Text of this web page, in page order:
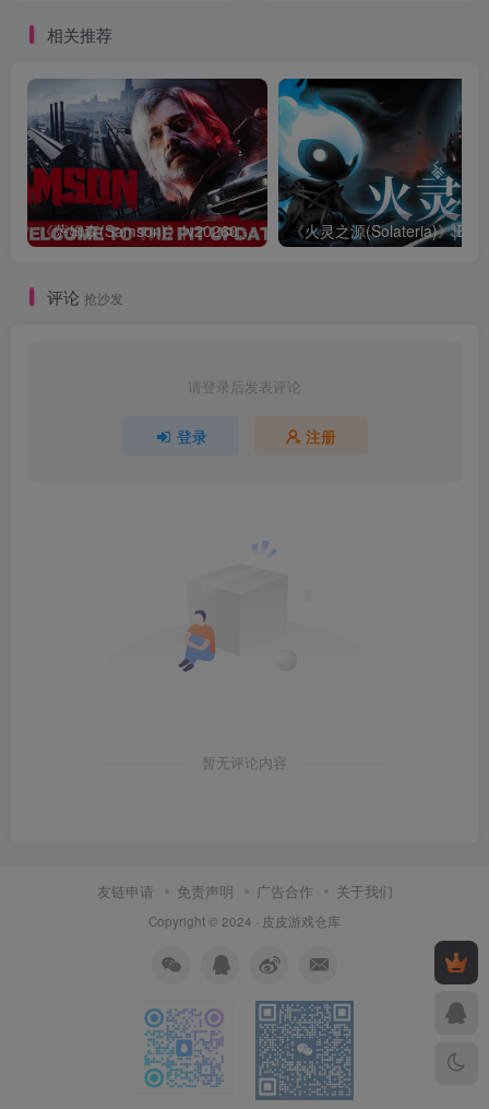
相关推荐
《萨姆森(Samson)》|v20260623|中文|免安装硬盘版
评论 抢沙发
请登录后发表评论
登录 注册
暂无评论内容
友链申请 免责声明 广告合作 关于我们
Copyright © 2024 · 皮皮游戏仓库